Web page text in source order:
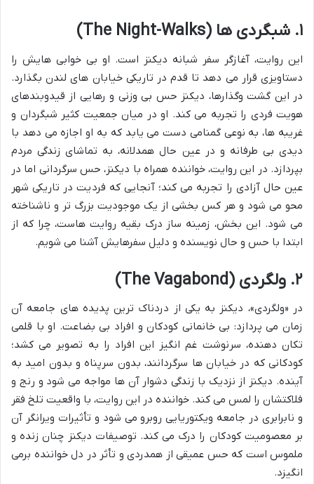
۱. شبگردی ها (The Night-Walks)
این روایت، آغازگر سفر شبانه دیکنز است. او بی خوابی هایش را
دستاویزی قرار می دهد تا قدم در تاریکی خیابان های لندن بگذارد.
در این گشت وگذارها، دیکنز حس بی وزنی و رهایی از قیدوبندهای
هویت فردی را تجربه می کند. او در میان جمعیت کثیر شبگردان و
غریبه ها، به نوعی گمنامی دست می یابد که به او اجازه می دهد با
دیدی بی طرفانه و در عین حال همدلانه، به تماشای زندگی مردم
بپردازد. در این روایت، خواننده همراه با دیکنز، حس سرگردانی اما در
عین حال آزادی را تجربه می کند؛ آنجایی که فردیت در تاریکی شهر
محو می شود و هر کس بخشی از یک موجودیت بزرگ تر و ناشناخته
می شود. این بخش، زمینه ساز درک بقیه روایت هاست، چرا که از
ابتدا با حس و حال نویسنده و دلیل سفرهایش آشنا می شویم.
۲. ولگردی (The Vagabond)
در «ولگردی»، دیکنز به یکی از دردناک ترین پدیده های جامعه آن
زمان می پردازد: بی خانمانی کودکان و افراد بی بضاعت. او با قلمی
تکان دهنده، سرنوشت غم انگیز این افراد را به تصویر می کشد؛
کودکانی که در خیابان ها سرگردانند، بدون سرپناه و بدون امید به
آینده. دیکنز از نزدیک با زندگی دشوار آن ها مواجه می شود و رنج و
فلاکتشان را لمس می کند. خواننده در این روایت، با واقعیت تلخ فقر
و نابرابری در جامعه ویکتوریایی روبرو می شود و تأثیرات ویرانگر آن
بر معصومیت کودکان را درک می کند. توصیفات دیکنز چنان زنده و
ملموس است که حس عمیقی از همدردی و تأثر در دل خواننده برمی
انگیزد.